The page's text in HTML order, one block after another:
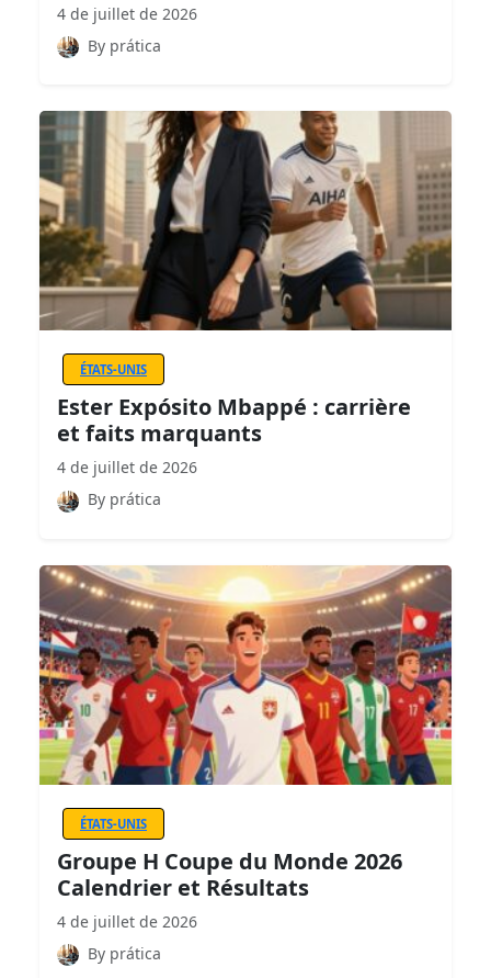
4 de juillet de 2026
By prática
ÉTATS-UNIS
Ester Expósito Mbappé : carrière
et faits marquants
4 de juillet de 2026
By prática
ÉTATS-UNIS
Groupe H Coupe du Monde 2026
Calendrier et Résultats
4 de juillet de 2026
By prática